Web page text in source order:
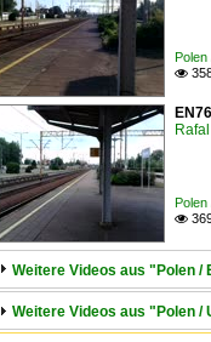


Weitere Videos aus "Polen
Weitere Videos aus "Polen /